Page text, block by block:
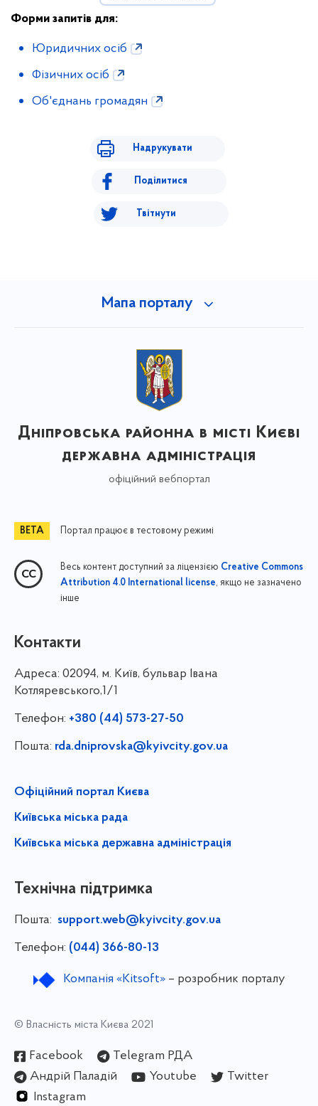
Форми запитів для:
Юридичних осіб
Фізичних осіб
Об'єднань громадян
Надрукувати
Поділитися
Твітнути
Мапа порталу
Дніпровська районна в місті Києві
державна адміністрація
офіційний вебпортал
Портал працює в тестовому режимі
Весь контент доступний за ліцензією Creative Commons
Attribution 4.0 International license, якщо не зазначено
інше
Контакти
Адреса: 02094, м. Київ, бульвар Івана
Котляревського,1/1
Телефон: +380 (44) 573-27-50
Пошта: rda.dniprovska@kyivcity.gov.ua
Офіційний портал Києва
Київська міська рада
Київська міська державна адміністрація
Технічна підтримка
Пошта: support.web@kyivcity.gov.ua
Телефон: (044) 366-80-13
Компанія «Kitsoft»– розробник порталу
© Власність міста Києва 2021
Facebook
Telegram РДА
Андрій Паладій
Youtube
Twitter
Instagram